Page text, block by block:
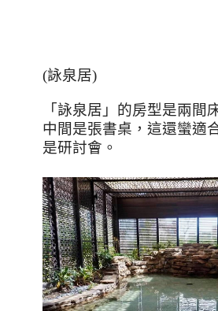
(詠泉居)
「詠泉居」的房型是兩間
中間是張書桌，這還蠻適
是研討會。